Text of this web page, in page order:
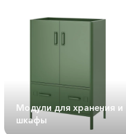
Модули для хранения и
шкафы